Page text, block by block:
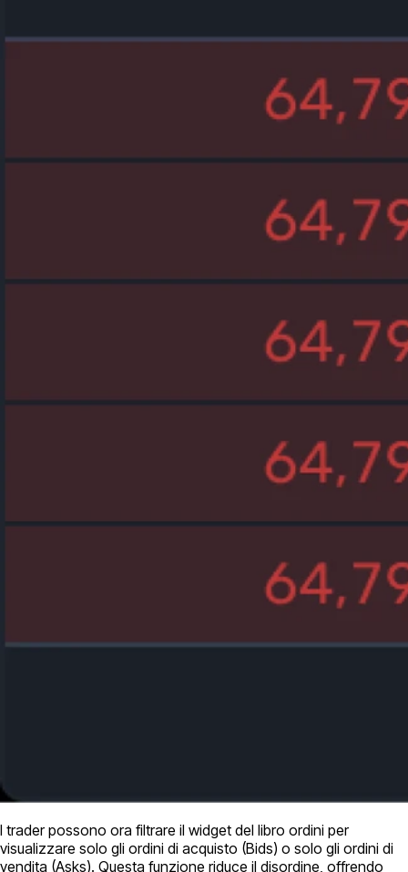
I trader possono ora filtrare il widget del libro ordini per
visualizzare solo gli ordini di acquisto (Bids) o solo gli ordini di
vendita (Asks). Questa funzione riduce il disordine, offrendo